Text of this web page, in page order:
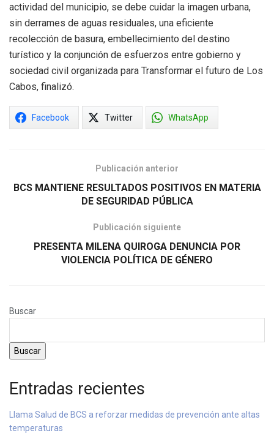
actividad del municipio, se debe cuidar la imagen urbana,
sin derrames de aguas residuales, una eficiente
recolección de basura, embellecimiento del destino
turístico y la conjunción de esfuerzos entre gobierno y
sociedad civil organizada para Transformar el futuro de Los
Cabos, finalizó.
Facebook Twitter WhatsApp
Publicación anterior
BCS MANTIENE RESULTADOS POSITIVOS EN MATERIA
DE SEGURIDAD PÚBLICA
Publicación siguiente
PRESENTA MILENA QUIROGA DENUNCIA POR
VIOLENCIA POLÍTICA DE GÉNERO
Buscar
Buscar
Entradas recientes
Llama Salud de BCS a reforzar medidas de prevención ante altas
temperaturas